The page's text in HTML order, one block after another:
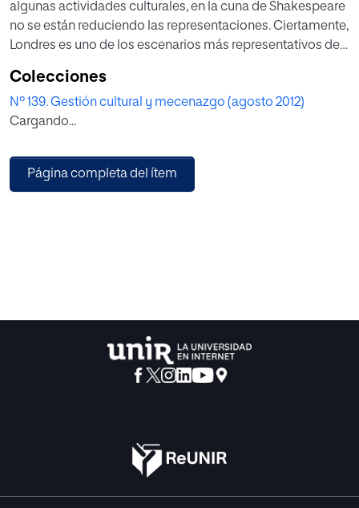
algunas actividades culturales, en la cuna de Shakespeare
no se están reduciendo las representaciones. Ciertamente,
Londres es uno de los escenarios más representativos del
sus formas culturales más importantes, como demuestra
este artículo en el que se repasan algunas de las obras que
se representan actualmente, tanto clásicas como
Colecciones
Nº 139. Gestión cultural y mecenazgo (agosto 2012)
Cargando...
Página completa del ítem